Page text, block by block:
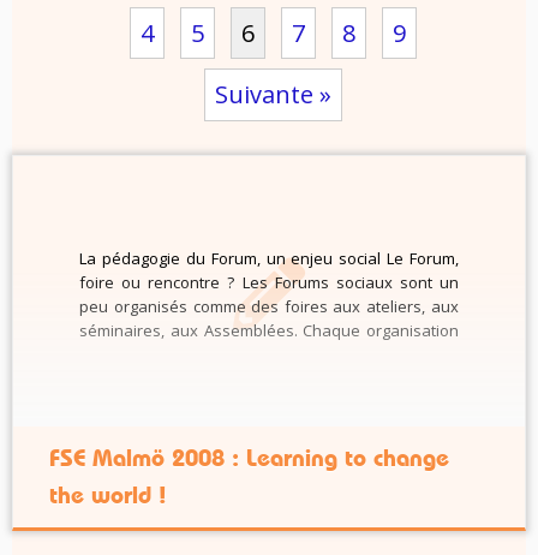
4
5 6 7 8
9
Suivante »
La pédagogie du Forum, un enjeu social Le Forum,
foire ou rencontre ? Les Forums sociaux sont un
peu organisés comme des foires aux ateliers, aux
séminaires, aux Assemblées. Chaque organisation
FSE Malmö 2008 : Learning to change
the world !